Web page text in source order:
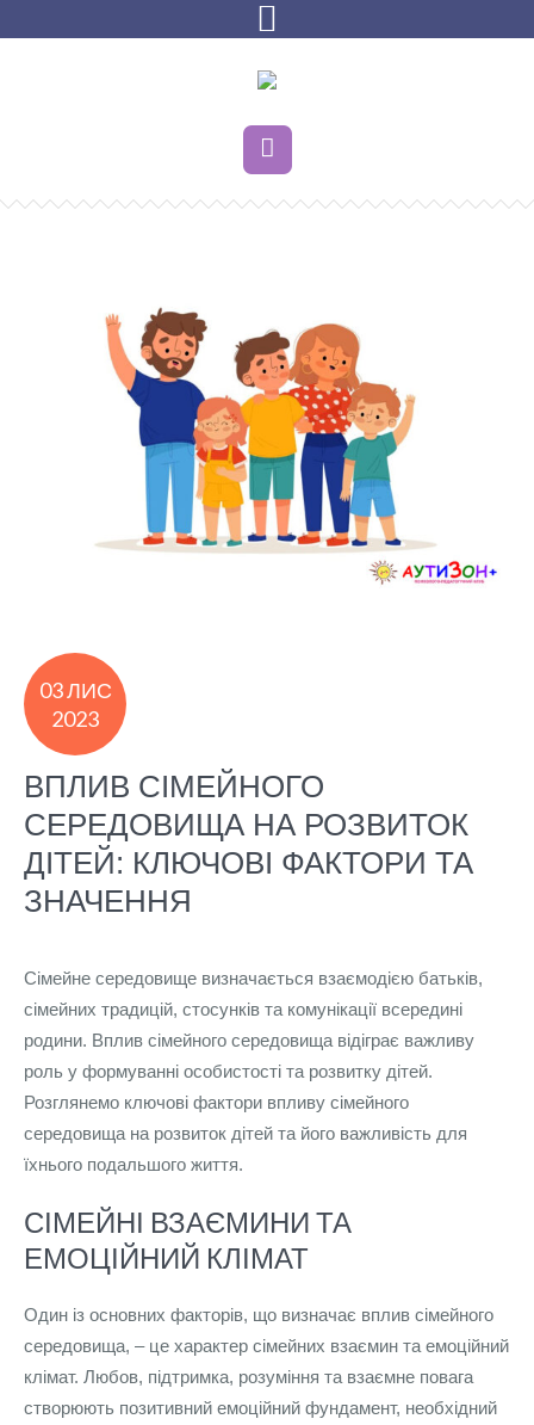
03 ЛИС
2023
ВПЛИВ СІМЕЙНОГО
СЕРЕДОВИЩА НА РОЗВИТОК
ДІТЕЙ: КЛЮЧОВІ ФАКТОРИ ТА
ЗНАЧЕННЯ
Сімейне середовище визначається взаємодією батьків,
сімейних традицій, стосунків та комунікації всередині
родини. Вплив сімейного середовища відіграє важливу
роль у формуванні особистості та розвитку дітей.
Розглянемо ключові фактори впливу сімейного
середовища на розвиток дітей та його важливість для
їхнього подальшого життя.
СІМЕЙНІ ВЗАЄМИНИ ТА
ЕМОЦІЙНИЙ КЛІМАТ
Один із основних факторів, що визначає вплив сімейного
середовища, – це характер сімейних взаємин та емоційний
клімат. Любов, підтримка, розуміння та взаємне повага
створюють позитивний емоційний фундамент, необхідний